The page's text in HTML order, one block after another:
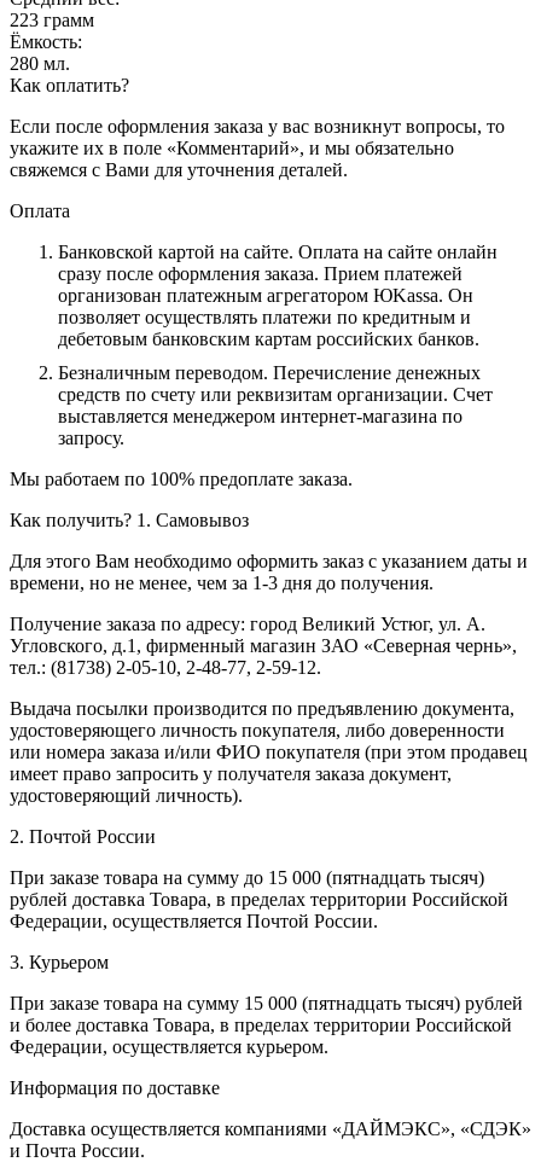
223 грамм
Ёмкость:
280 мл.
Как оплатить?
Если после оформления заказа у вас возникнут вопросы, то
укажите их в поле «Комментарий», и мы обязательно
свяжемся с Вами для уточнения деталей.
Оплата
Банковской картой на сайте. Оплата на сайте онлайн
сразу после оформления заказа. Прием платежей
организован платежным агрегатором ЮKassa. Он
позволяет осуществлять платежи по кредитным и
дебетовым банковским картам российских банков.
Безналичным переводом. Перечисление денежных
средств по счету или реквизитам организации. Счет
выставляется менеджером интернет-магазина по
запросу.
Мы работаем по 100% предоплате заказа.
Как получить? 1. Самовывоз
Для этого Вам необходимо оформить заказ с указанием даты и
времени, но не менее, чем за 1-3 дня до получения.
Получение заказа по адресу: город Великий Устюг, ул. А.
Угловского, д.1, фирменный магазин ЗАО «Северная чернь»,
тел.: (81738) 2-05-10, 2-48-77, 2-59-12.
Выдача посылки производится по предъявлению документа,
удостоверяющего личность покупателя, либо доверенности
или номера заказа и/или ФИО покупателя (при этом продавец
имеет право запросить у получателя заказа документ,
удостоверяющий личность).
2. Почтой России
При заказе товара на сумму до 15 000 (пятнадцать тысяч)
рублей доставка Товара, в пределах территории Российской
Федерации, осуществляется Почтой России.
3. Курьером
При заказе товара на сумму 15 000 (пятнадцать тысяч) рублей
и более доставка Товара, в пределах территории Российской
Федерации, осуществляется курьером.
Информация по доставке
Доставка осуществляется компаниями «ДАЙМЭКС», «СДЭК»
и Почта России.